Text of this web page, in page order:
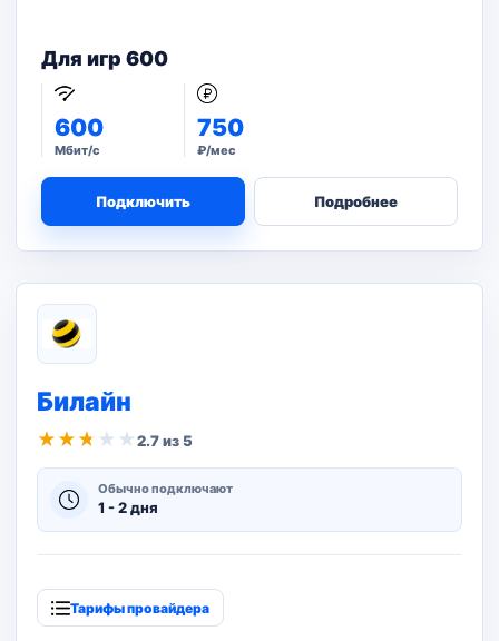
Для игр 600
600
Мбит/с
750
₽/мес
Подключить Подробнее
Билайн
★ ★ ★ ★ ★2.7 из 5
Обычно подключают
1 - 2 дня
Тарифы провайдера